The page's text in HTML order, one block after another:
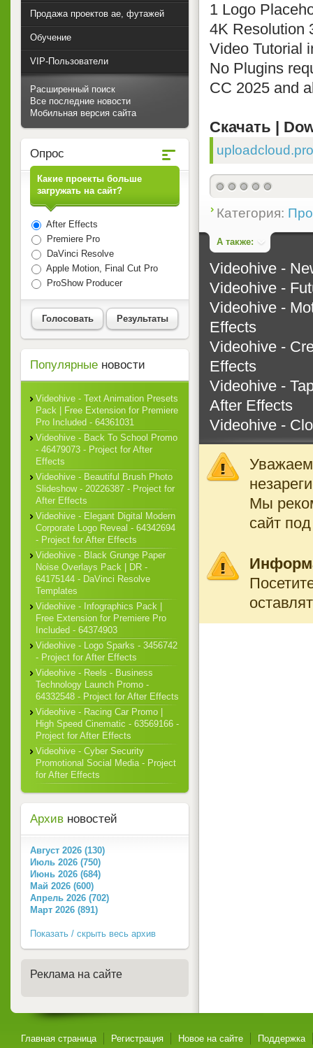
1 Logo
4K Resolution
Video Tutorial
No Plugins
CC 2025 and
Скачать |
Категория:
А также:
Videohive -
Videohive -
Videohive -
Effects
Videohive -
Effects
Videohive -
After Effects
Videohive -
Мы
сайт
Продажа проектов ae, футажей
Обучение
VIP-Пользователи
Расширенный поиск
Все последние новости
Мобильная версия сайта
Опрос
Какие проекты больше
загружать на сайт?
After Effects
Premiere Pro
DaVinci Resolve
Apple Motion, Final Cut Pro
ProShow Producer
Голосовать Результаты
Популярные новости
Videohive - Text Animation Presets
Pack | Free Extension for Premiere
Pro Included - 64361031
Videohive - Back To School Promo
- 46479073 - Project for After
Effects
Videohive - Beautiful Brush Photo
Slideshow - 20226387 - Project for
After Effects
Videohive - Elegant Digital Modern
Corporate Logo Reveal - 64342694
- Project for After Effects
Videohive - Black Grunge Paper
Noise Overlays Pack | DR -
64175144 - DaVinci Resolve
Templates
Videohive - Infographics Pack |
Free Extension for Premiere Pro
Included - 64374903
Videohive - Logo Sparks - 3456742
- Project for After Effects
Videohive - Reels - Business
Technology Launch Promo -
64332548 - Project for After Effects
Videohive - Racing Car Promo |
High Speed Cinematic - 63569166 -
Project for After Effects
Videohive - Cyber Security
Promotional Social Media - Project
for After Effects
Архив новостей
Август 2026 (130)
Июль 2026 (750)
Июнь 2026 (684)
Май 2026 (600)
Апрель 2026 (702)
Март 2026 (891)
Показать / скрыть весь архив
Реклама на сайте
Главная страница Регистрация Новое на сайте Поддержка